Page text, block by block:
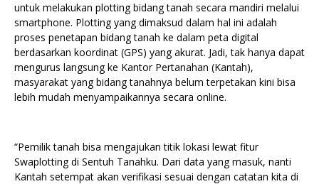
untuk melakukan plotting bidang tanah secara mandiri melalui
smartphone. Plotting yang dimaksud dalam hal ini adalah
proses penetapan bidang tanah ke dalam peta digital
berdasarkan koordinat (GPS) yang akurat. Jadi, tak hanya dapat
mengurus langsung ke Kantor Pertanahan (Kantah),
masyarakat yang bidang tanahnya belum terpetakan kini bisa
lebih mudah menyampaikannya secara online.
“Pemilik tanah bisa mengajukan titik lokasi lewat fitur
Swaplotting di Sentuh Tanahku. Dari data yang masuk, nanti
Kantah setempat akan verifikasi sesuai dengan catatan kita di